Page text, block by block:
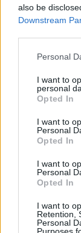
also be
Downstream
Please note
not limited to
grant or deny
use your data
consent section.
Personal
I want to
personal
Opted In
I want to
Personal
Opted In
I want to
Personal
Opted In
I want to
Retention,
Personal
Purposes
HI Hraskó
jelöltje a